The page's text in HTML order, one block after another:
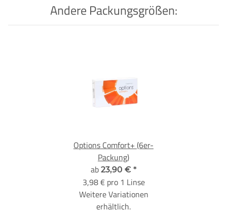
Andere Packungsgrößen:
Options Comfort+ (6er-
Packung)
ab 23,90 € *
3,98 € pro 1 Linse
Weitere Variationen
erhältlich.